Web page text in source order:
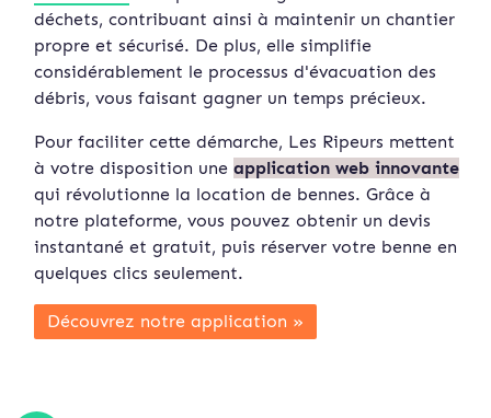
déchets, contribuant ainsi à maintenir un chantier
propre et sécurisé. De plus, elle simplifie
considérablement le processus d'évacuation des
débris, vous faisant gagner un temps précieux.
Pour faciliter cette démarche, Les Ripeurs mettent
à votre disposition uneapplication web innovante
qui révolutionne la location de bennes. Grâce à
notre plateforme, vous pouvez obtenir un devis
instantané et gratuit, puis réserver votre benne en
quelques clics seulement.
Découvrez notre application »